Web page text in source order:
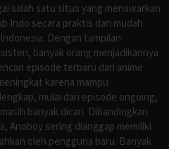
salah satu situs yang menawarkan
Indo secara praktis dan mudah
Dengan tampilan
banyak orang menjadikannya
episode terbaru dari anime
karena mampu
mulai dari episode ongoing,
banyak dicari. Dibandingkan
Anoboy sering dianggap memiliki
oleh pengguna baru. Banyak